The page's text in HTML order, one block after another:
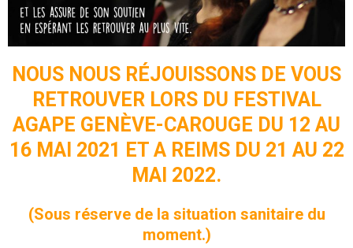
NOUS NOUS RÉJOUISSONS DE VOUS
RETROUVER LORS DU FESTIVAL
AGAPE GENÈVE-CAROUGE DU 12 AU
16 MAI 2021 ET A REIMS DU 21 AU 22
MAI 2022.
(Sous réserve de la situation sanitaire du
moment.)